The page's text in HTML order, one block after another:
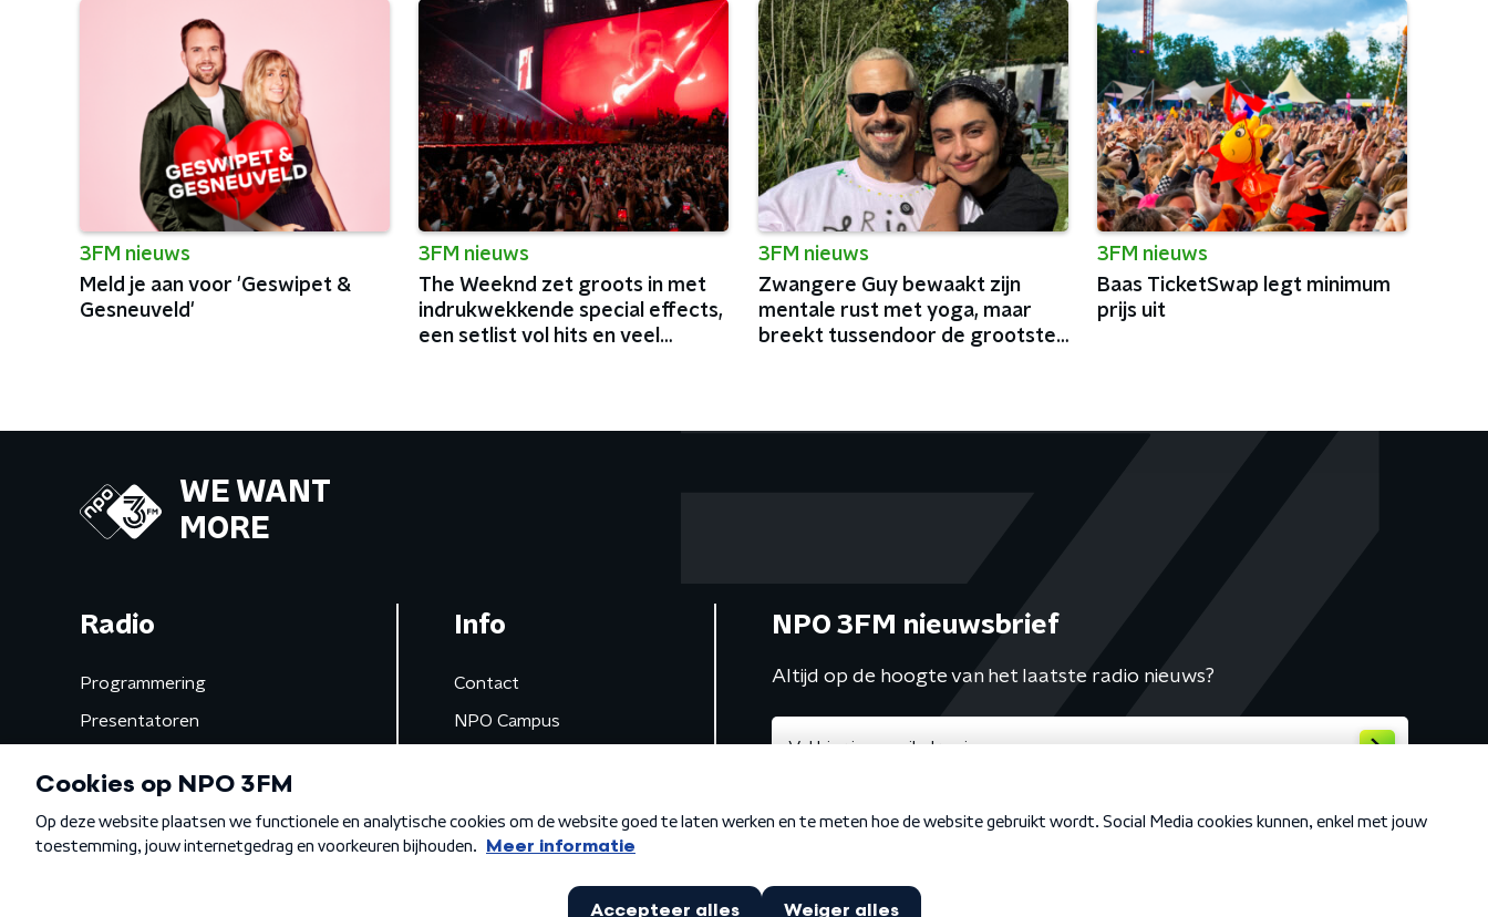
3FM nieuws
Meld je aan voor 'Geswipet &
Gesneuveld'
3FM nieuws
The Weeknd zet groots in met
indrukwekkende special effects,
een setlist vol hits en veel
3FM nieuws
Zwangere Guy bewaakt zijn
mentale rust met yoga, maar
breekt tussendoor de grootste
3FM nieuws
Baas TicketSwap legt minimum
prijs uit
WE WANT
MORE
Radio
Programmering
Presentatoren
Gemist
Info
Contact
NPO Campus
NPO 3FM nieuwsbrief
Altijd op de hoogte van het laatste radio nieuws?
Algemene voorwaarden Privacybeleid